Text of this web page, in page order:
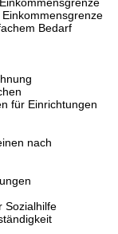
Bedarf
für Einrichtungen
nach
Sozialhilfe